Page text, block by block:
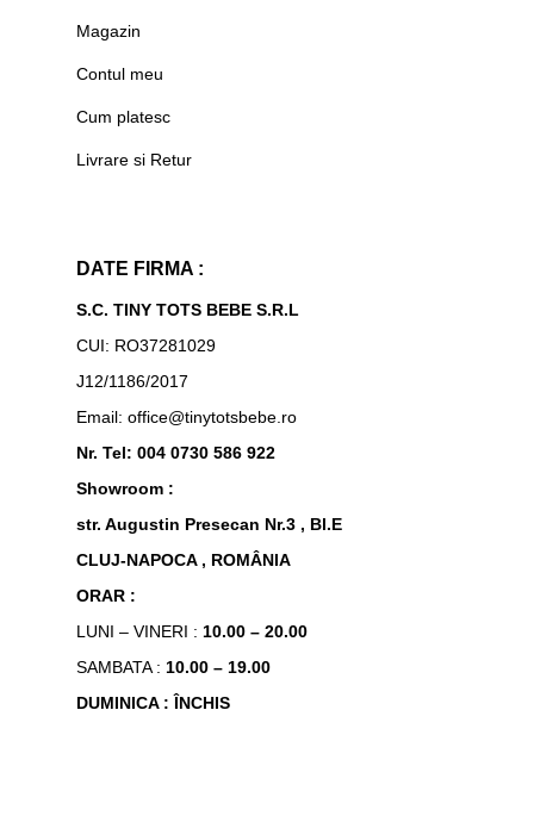
Magazin
Contul meu
Cum platesc
Livrare si Retur
DATE FIRMA :
S.C. TINY TOTS BEBE S.R.L
CUI: RO37281029
J12/1186/2017
Email: office@tinytotsbebe.ro
Nr. Tel: 004 0730 586 922
Showroom :
str. Augustin Presecan Nr.3 , Bl.E
CLUJ-NAPOCA , ROMÂNIA
ORAR :
LUNI – VINERI : 10.00 – 20.00
SAMBATA : 10.00 – 19.00
DUMINICA : ÎNCHIS